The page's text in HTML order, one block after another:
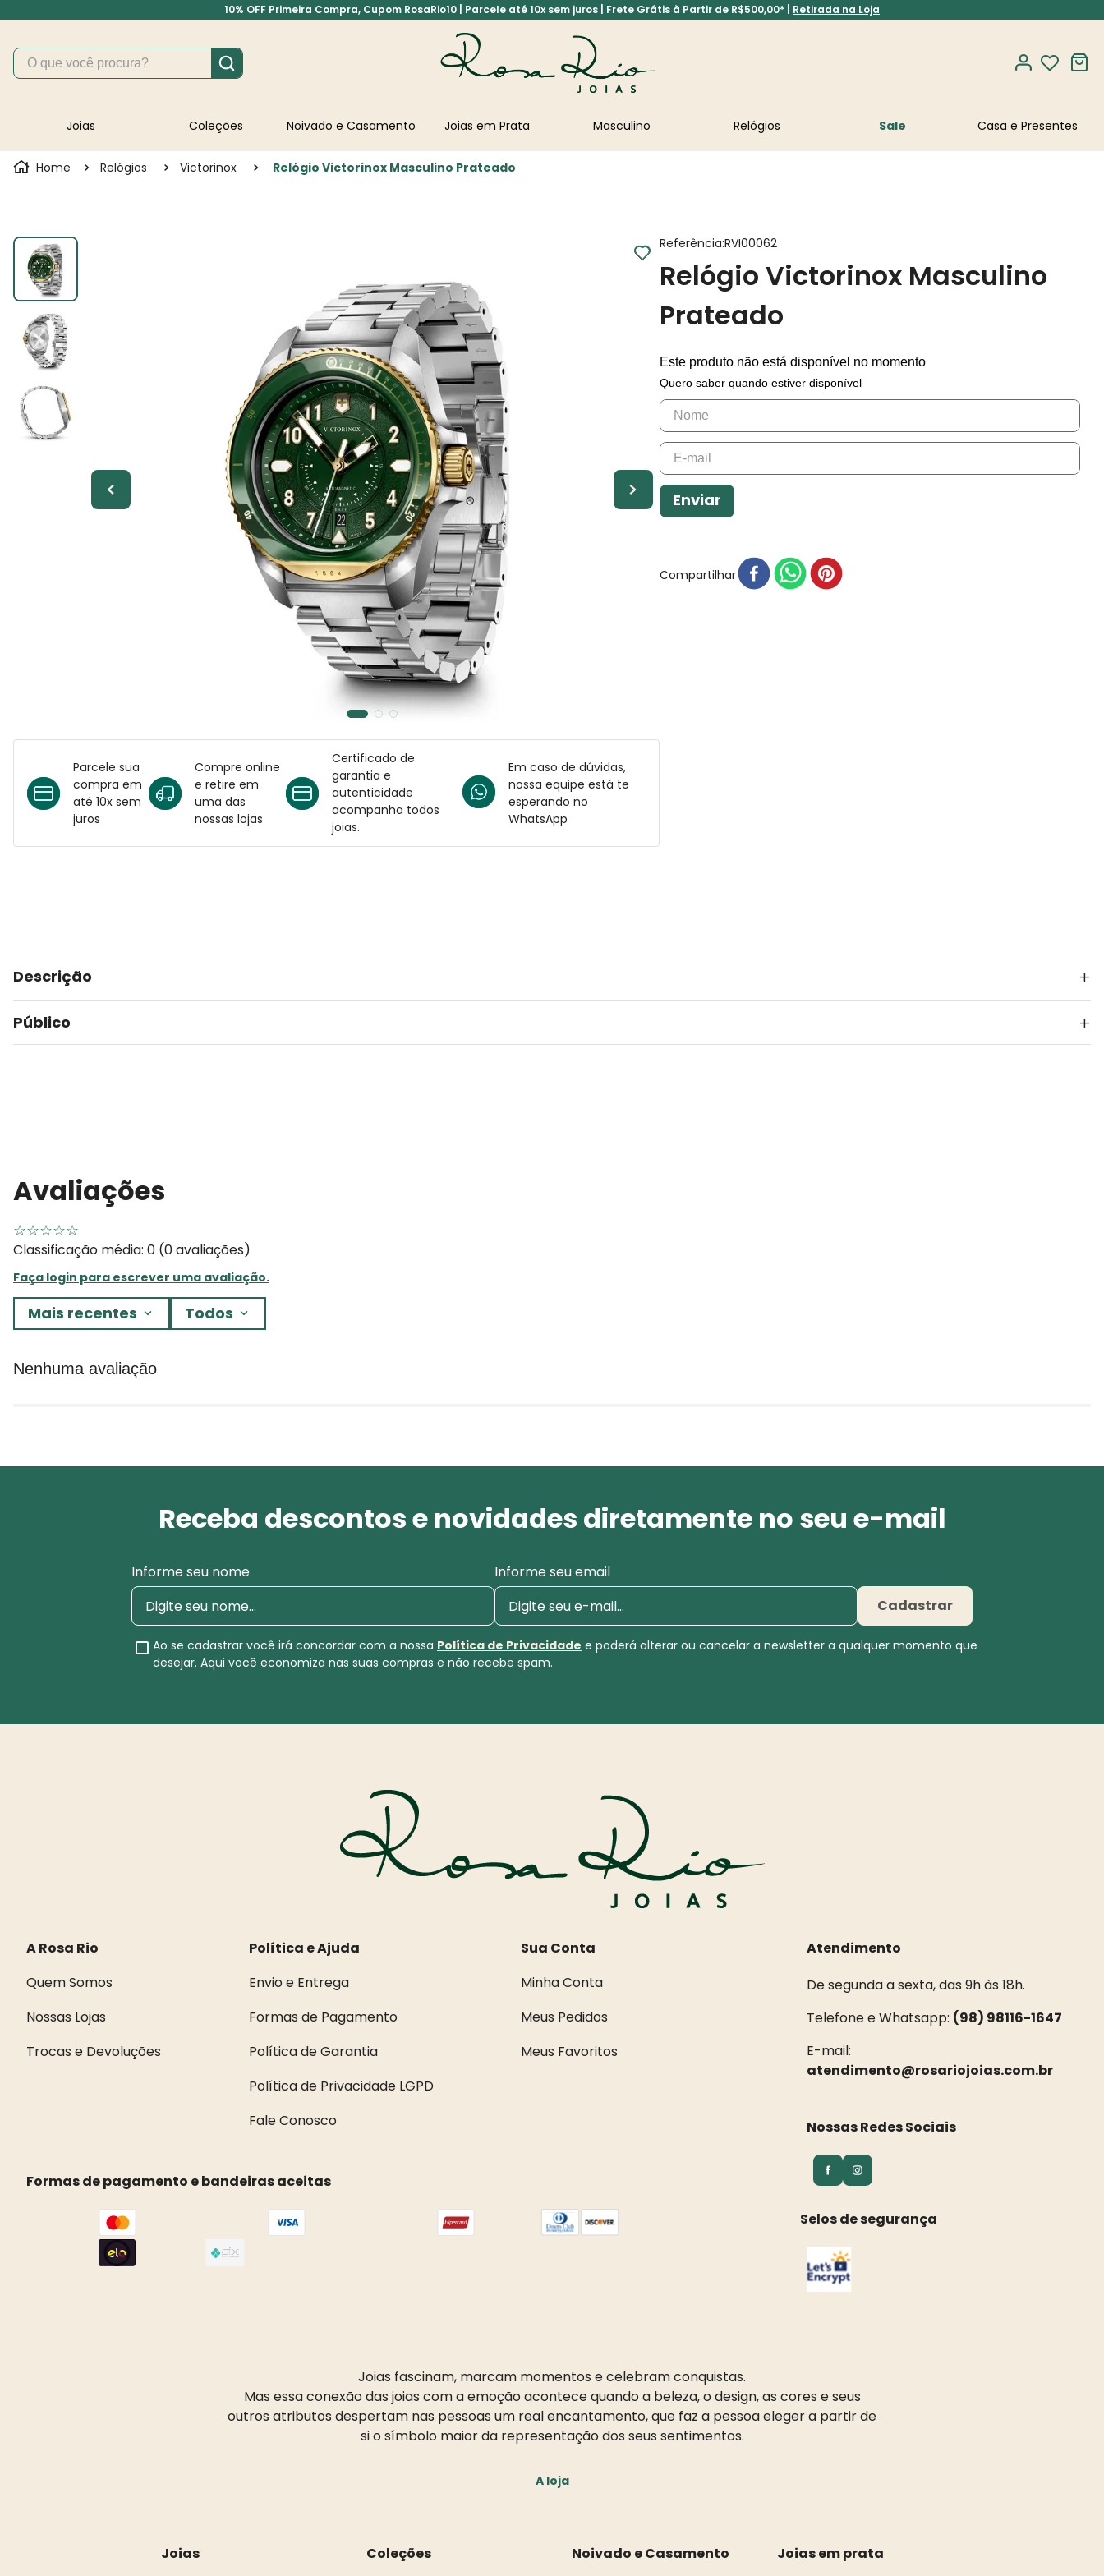
10% OFF Primeira Compra, Cupom RosaRio10 | Parcele até 10x sem juros | Frete Grátis à Partir de R$500,00* | Retirada na Loja
O que você procura?
Joias Coleções Noivado e Casamento Joias em Prata Masculino Relógios Sale
Relógios Victorinox Relógio Victorinox Masculino Prateado
Parcele sua
compra em
até 10x sem
juros
Compre online
e retire em
uma das
nossas lojas
Certificado de
garantia e
autenticidade
acompanha todos
joias.
Em caso de dúvidas,
nossa equipe está te
esperando no
WhatsApp
Referência:RVI00062
Relógio Victorinox Masculino
Prateado
Este produto não está disponível no momento
Quero saber quando estiver disponível
Enviar
Compartilhar
Descrição
Público
Avaliações
☆☆☆☆☆
Classificação média: 0 (0 avaliações)
Faça login para escrever uma avaliação.
Mais recentes Todos
Nenhuma avaliação
Receba descontos e novidades diretamente no seu e-mail
Informe seu nome
Informe seu email
Cadastrar
Ao se cadastrar você irá concordar com a nossa Política de Privacidade e poderá alterar ou cancelar a newsletter a qualquer momento que
desejar. Aqui você economiza nas suas compras e não recebe spam.
A Rosa Rio
Quem Somos
Nossas Lojas
Trocas e Devoluções
Política e Ajuda
Envio e Entrega
Formas de Pagamento
Política de Garantia
Política de Privacidade LGPD
Fale Conosco
Sua Conta
Minha Conta
Meus Pedidos
Meus Favoritos
Formas de pagamento e bandeiras aceitas
Atendimento
De segunda a sexta, das 9h às 18h.
Telefone e Whatsapp: (98) 98116-1647
E-mail:
atendimento@rosariojoias.com.br
Nossas Redes Sociais
Selos de segurança
Joias fascinam, marcam momentos e celebram conquistas.
Mas essa conexão das joias com a emoção acontece quando a beleza, o design, as cores e seus
outros atributos despertam nas pessoas um real encantamento, que faz a pessoa eleger a partir de
si o símbolo maior da representação dos seus sentimentos.
A loja
Joias
Coleções
Noivado e Casamento
Joias em prata